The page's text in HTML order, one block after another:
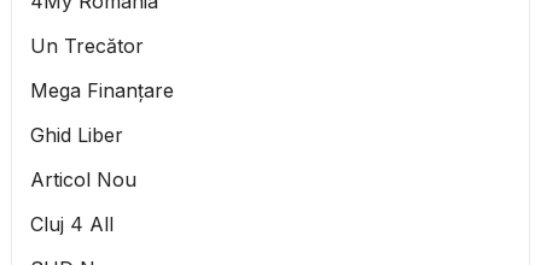
Un Trecător
Mega Finanțare
Ghid Liber
Articol Nou
Cluj 4 All